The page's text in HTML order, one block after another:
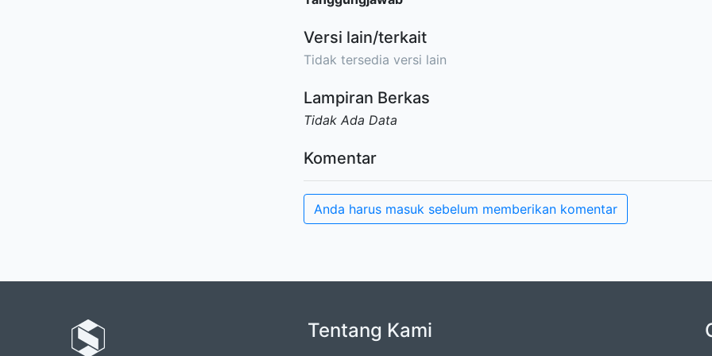
Versi lain/terkait
Tidak tersedia versi lain
Lampiran Berkas
Tidak Ada Data
Komentar
Anda harus masuk sebelum memberikan komentar
Tentang Kami